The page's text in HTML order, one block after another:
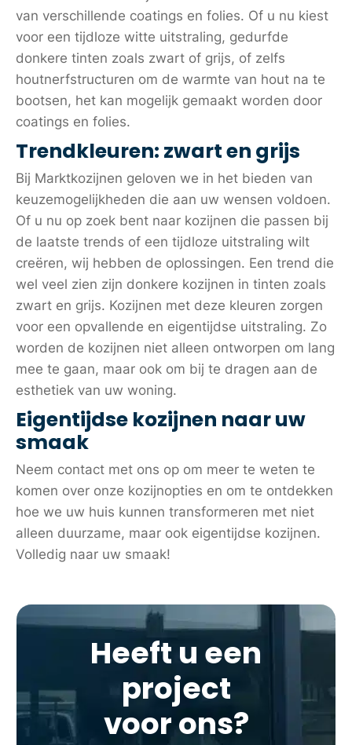
van verschillende coatings en folies. Of u nu kiest
voor een tijdloze witte uitstraling, gedurfde
donkere tinten zoals zwart of grijs, of zelfs
houtnerfstructuren om de warmte van hout na te
bootsen, het kan mogelijk gemaakt worden door
coatings en folies.
Trendkleuren: zwart en grijs
Bij Marktkozijnen geloven we in het bieden van
keuzemogelijkheden die aan uw wensen voldoen.
Of u nu op zoek bent naar kozijnen die passen bij
de laatste trends of een tijdloze uitstraling wilt
creëren, wij hebben de oplossingen. Een trend die
wel veel zien zijn donkere kozijnen in tinten zoals
zwart en grijs. Kozijnen met deze kleuren zorgen
voor een opvallende en eigentijdse uitstraling. Zo
worden de kozijnen niet alleen ontworpen om lang
mee te gaan, maar ook om bij te dragen aan de
esthetiek van uw woning.
Eigentijdse kozijnen naar uw
smaak
Neem contact met ons op om meer te weten te
komen over onze kozijnopties en om te ontdekken
hoe we uw huis kunnen transformeren met niet
alleen duurzame, maar ook eigentijdse kozijnen.
Volledig naar uw smaak!
Heeft u een
project
voor ons?